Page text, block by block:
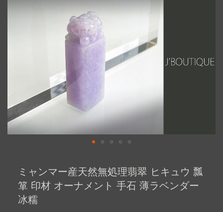
beginning
images
ミャンマー産天然無処理翡翠 ヒキュウ 瓢
箪 印材 オーナメント 手石 薄ラベンダー
冰糯